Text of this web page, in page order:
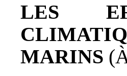
LES
MARINS